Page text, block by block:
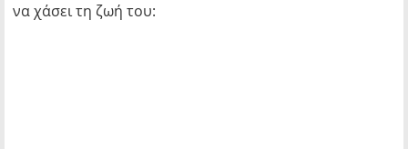
να χάσει τη ζωή του: